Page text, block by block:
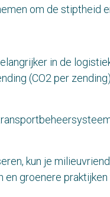
om de stiptheid
in de
(CO2 per
kun je
groenere